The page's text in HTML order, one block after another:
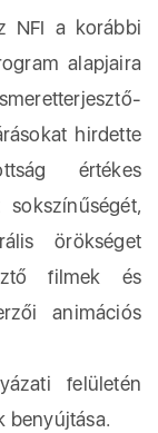
NFI a korábbi
alapjaira
hirdette
értékes
örökséget
filmek és
animációs
felületén
benyújtása.